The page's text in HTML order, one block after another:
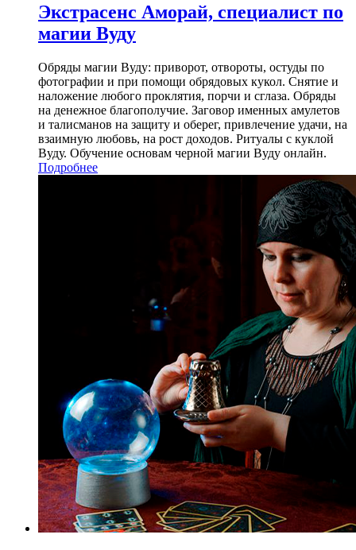
Экстрасенс Аморай, специалист по
магии Вуду
Обряды магии Вуду: приворот, отвороты, остуды по
фотографии и при помощи обрядовых кукол. Снятие и
наложение любого проклятия, порчи и сглаза. Обряды
на денежное благополучие. Заговор именных амулетов
и талисманов на защиту и оберег, привлечение удачи, на
взаимную любовь, на рост доходов. Ритуалы с куклой
Вуду. Обучение основам черной магии Вуду онлайн.
Подробнее